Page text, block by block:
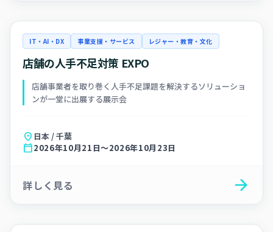
IT・AI・DX 事業支援・サービス レジャー・教育・文化
店舗の人手不足対策 EXPO
店舗事業者を取り巻く人手不足課題を解決するソリューショ
ンが一堂に出展する展示会
location_on 日本 / 千葉
calendar_today2026年10月21日～2026年10月23日
詳しく見る arrow_forward